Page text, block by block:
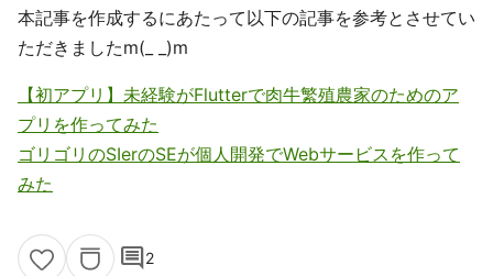
本記事を作成するにあたって以下の記事を参考とさせてい
ただきましたm(_ _)m
【初アプリ】未経験がFlutterで肉牛繁殖農家のためのア
プリを作ってみた
ゴリゴリのSIerのSEが個人開発でWebサービスを作って
みた
comment2